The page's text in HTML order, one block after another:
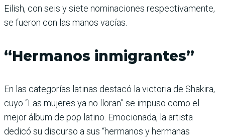
Eilish, con seis y siete nominaciones respectivamente,
se fueron con las manos vacías.
“Hermanos inmigrantes”
En las categorías latinas destacó la victoria de Shakira,
cuyo “Las mujeres ya no lloran” se impuso como el
mejor álbum de pop latino. Emocionada, la artista
dedicó su discurso a sus “hermanos y hermanas